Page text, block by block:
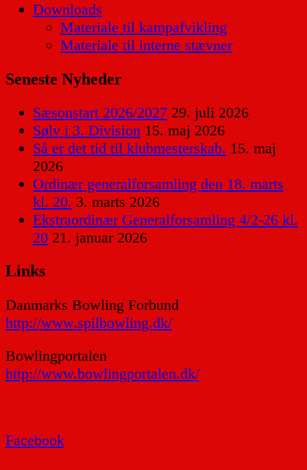
Downloads
Materiale til kampafvikling
Materiale til interne stævner
Seneste Nyheder
Sæsonstart 2026/2027 29. juli 2026
Sølv i 3. Division 15. maj 2026
Så er det tid til klubmesterskab. 15. maj
2026
Ordinær generalforsamling den 18. marts
kl. 20. 3. marts 2026
Ekstraordinær Generalforsamling 4/2-26 kl.
20 21. januar 2026
Links
Danmarks Bowling Forbund
http://www.spilbowling.dk/
Bowlingportalen
http://www.bowlingportalen.dk/
Facebook